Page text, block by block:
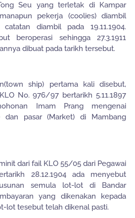
Seu yang terletak di Kampar
pekerja (coolies) diambil
diambil pada 19.11.1904.
beroperasi sehingga 27.3.1911
dibuat pada tarikh tersebut.
ship) pertama kali disebut,
No. 976/97 bertarikh 5.11.1897
Imam Prang mengenai
dan pasar (Market) di Mambang
dari fail KLO 55/05 dari Pegawai
28.12.1904 ada menyebut
semula lot-lot di Bandar
yang dikenakan kepada
lot tesebut telah dikenal pasti.